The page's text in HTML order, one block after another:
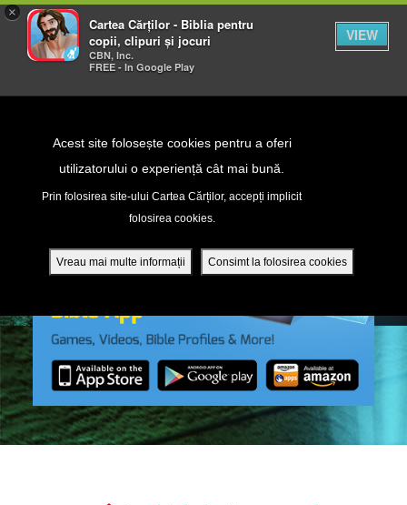
×
Cartea Cărților - Biblia pentru
copii, clipuri și jocuri
CBN, Inc.
FREE - In Google Play
VIEW
Acest site folosește cookies pentru a oferi
utilizatorului o experiență cât mai bună.
Prin folosirea site-ului Cartea Cărților, accepți implicit
folosirea cookies.
Vreau mai multe informații Consimt la folosirea cookies
DVD - Sezoane 1-4
mobilă
te